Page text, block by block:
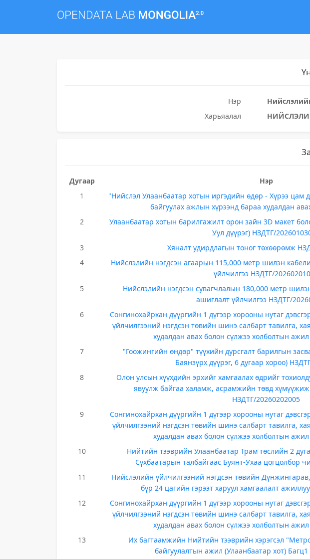
Нэр
Харьяалал
Дугаар Нэр
1
"Нийслэл Улаанбаатар хотын иргэдийн өдөр - Хүрээ цам
байгуулах ажлын хүрээнд бараа худалдан
2
Улаанбаатар хотын барилгажилт орон зайн 3D макет
Уул дүүрэг) НЗДТГ/
3 Хяналт удирдлагын тоног төхөөрөмж
4
Нийслэлийн нэгдсэн агаарын 115,000 метр шилэн
үйлчилгээ НЗДТГ/
5
Нийслэлийн нэгдсэн сувагчлалын 180,000 метр
ашиглалт үйлчилгээ НЗДТГ/
6
Сонгинохайрхан дүүргийн 1 дүгээр хорооны нутаг
үйлчилгээний нэгдсэн төвийн шинэ салбарт тавилга,
худалдан авах болон сүлжээ холболтын
7
"Гоожингийн өндөр" түүхийн дурсгалт барилгын
Баянзүрх дүүрэг, 6 дугаар хороо)
8
Олон улсын хүүхдийн эрхийг хамгаалах өдрийг
явуулж байгаа халамж, асрамжийн төвд хүмүүжиж
НЗДТГ/20260202005
9
Сонгинохайрхан дүүргийн 1 дүгээр хорооны нутаг
үйлчилгээний нэгдсэн төвийн шинэ салбарт тавилга,
худалдан авах болон сүлжээ холболтын
10
Нийтийн тээврийн Улаанбаатар Трам төслийн 2
Сүхбаатарын талбайгаас Буянт-Ухаа цогцолбор
11
Нийслэлийн үйлчилгээний нэгдсэн төвийн
бүр 24 цагийн гэрээт харуул хамгаалалт
12
Сонгинохайрхан дүүргийн 1 дүгээр хорооны нутаг
үйлчилгээний нэгдсэн төвийн шинэ салбарт тавилга,
худалдан авах болон сүлжээ холболтын
13
Их багтаамжийн Нийтийн тээврийн хэрэгсэл
байгуулалтын ажил (Улаанбаатар хот)